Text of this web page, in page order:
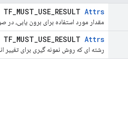
TF_MUST_USE_RESULT Attrs
مقدار مورد استفاده برای برون یابی، در
TF_MUST_USE_RESULT Attrs
رشته ای که روش نمونه گیری برای تغییر